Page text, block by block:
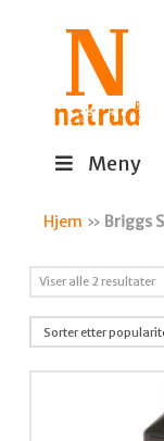
Meny
Hjem » Briggs
Viser alle 2 resultater